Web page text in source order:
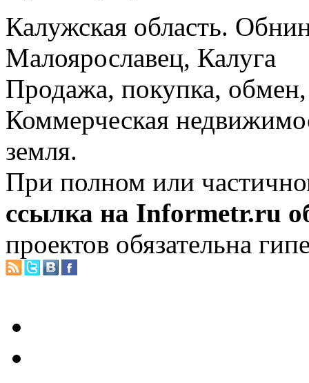
Калужская область.
Малоярославец, Калуга
Продажа, покупка, обмен,
Коммерческая
земля.
При полном или
ссылка на Informetr.ru
проектов обязательна